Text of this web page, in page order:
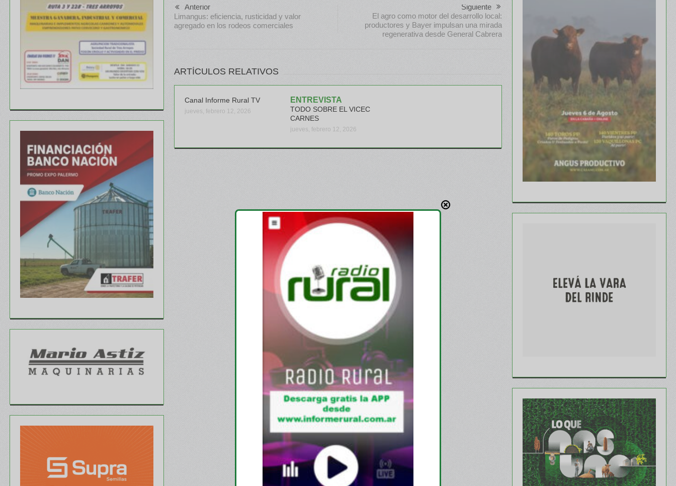
Anterior
Limangus: eficiencia, rusticidad y valor
agregado en los rodeos comerciales
Siguiente
El agro como motor del desarrollo local:
productores y Bayer impulsan una mirada
regenerativa desde General Cabrera
ARTÍCULOS RELATIVOS
Canal Informe Rural TV
jueves, febrero 12, 2026
ENTREVISTA
TODO SOBRE EL VICEC
CARNES
jueves, febrero 12, 2026